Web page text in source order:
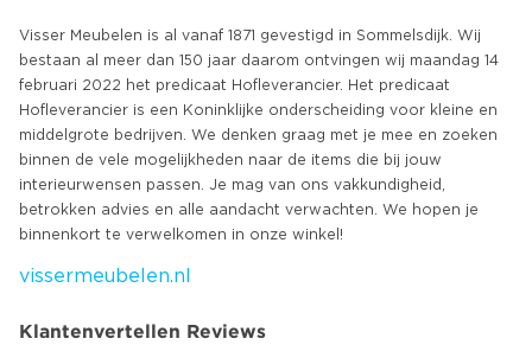
Visser Meubelen is al vanaf 1871 gevestigd in Sommelsdijk. Wij
bestaan al meer dan 150 jaar daarom ontvingen wij maandag 14
februari 2022 het predicaat Hofleverancier. Het predicaat
Hofleverancier is een Koninklijke onderscheiding voor kleine en
middelgrote bedrijven. We denken graag met je mee en zoeken
binnen de vele mogelijkheden naar de items die bij jouw
interieurwensen passen. Je mag van ons vakkundigheid,
betrokken advies en alle aandacht verwachten. We hopen je
vissermeubelen.nl
Klantenvertellen Reviews